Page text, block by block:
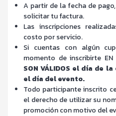
A partir de la fecha de
solicitar tu factura.
Las inscripciones
costo por servicio.
Si cuentas con algún
momento de inscribirte EN
SON VÁLIDOS el día de
el día del evento.
Todo participante inscrito
el derecho de utilizar su
promoción con motivo del